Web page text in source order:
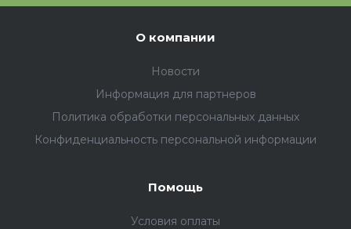
О компании
Новости
Информация для партнеров
Политика обработки персональных данных
Конфиденциальность персональной информации
Помощь
Условия оплаты